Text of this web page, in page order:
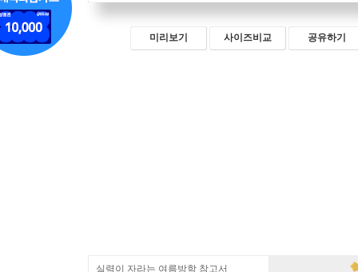
미리보기 사이즈비교 공유하기
실력이 자라는 여름방학 참고서